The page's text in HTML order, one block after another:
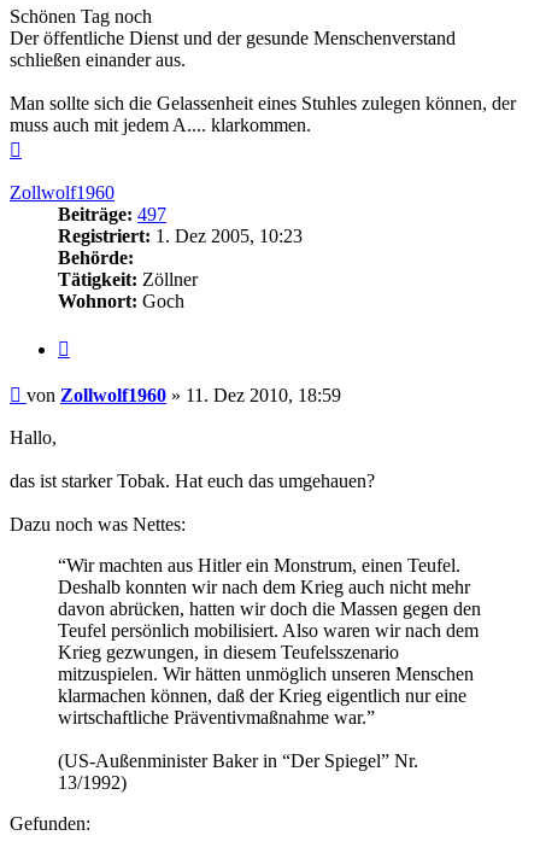
Schönen Tag noch
Der öffentliche Dienst und der gesunde Menschenverstand
schließen einander aus.
Man sollte sich die Gelassenheit eines Stuhles zulegen können, der
muss auch mit jedem A.... klarkommen.
Zollwolf1960
Beiträge: 497
Registriert: 1. Dez 2005, 10:23
Behörde:
Tätigkeit: Zöllner
Wohnort: Goch
Beitrag
von Zollwolf1960 » 11. Dez 2010, 18:59
Hallo,
das ist starker Tobak. Hat euch das umgehauen?
Dazu noch was Nettes:
“Wir machten aus Hitler ein Monstrum, einen Teufel.
Deshalb konnten wir nach dem Krieg auch nicht mehr
davon abrücken, hatten wir doch die Massen gegen den
Teufel persönlich mobilisiert. Also waren wir nach dem
Krieg gezwungen, in diesem Teufelsszenario
mitzuspielen. Wir hätten unmöglich unseren Menschen
klarmachen können, daß der Krieg eigentlich nur eine
wirtschaftliche Präventivmaßnahme war.”
(US-Außenminister Baker in “Der Spiegel” Nr.
13/1992)
Gefunden: